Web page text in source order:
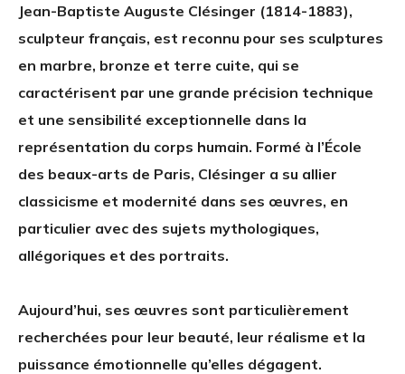
Jean-Baptiste Auguste Clésinger (1814-1883),
sculpteur français, est reconnu pour ses sculptures
en marbre, bronze et terre cuite, qui se
caractérisent par une grande précision technique
et une sensibilité exceptionnelle dans la
représentation du corps humain. Formé à l’École
des beaux-arts de Paris, Clésinger a su allier
classicisme et modernité dans ses œuvres, en
particulier avec des sujets mythologiques,
allégoriques et des portraits.
Aujourd’hui, ses œuvres sont particulièrement
recherchées pour leur beauté, leur réalisme et la
puissance émotionnelle qu’elles dégagent.